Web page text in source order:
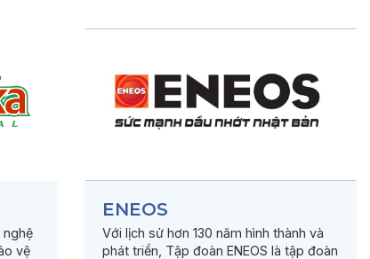
nghệ
vệ
ENEOS
Với lịch sử hơn 130 năm hình thành và
phát triển, Tập đoàn ENEOS là tập đoàn